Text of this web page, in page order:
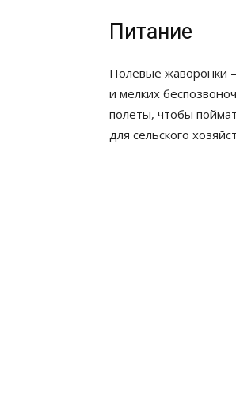
Питание
Полевые жаворонки
и мелких
полеты, чтобы
для сельского